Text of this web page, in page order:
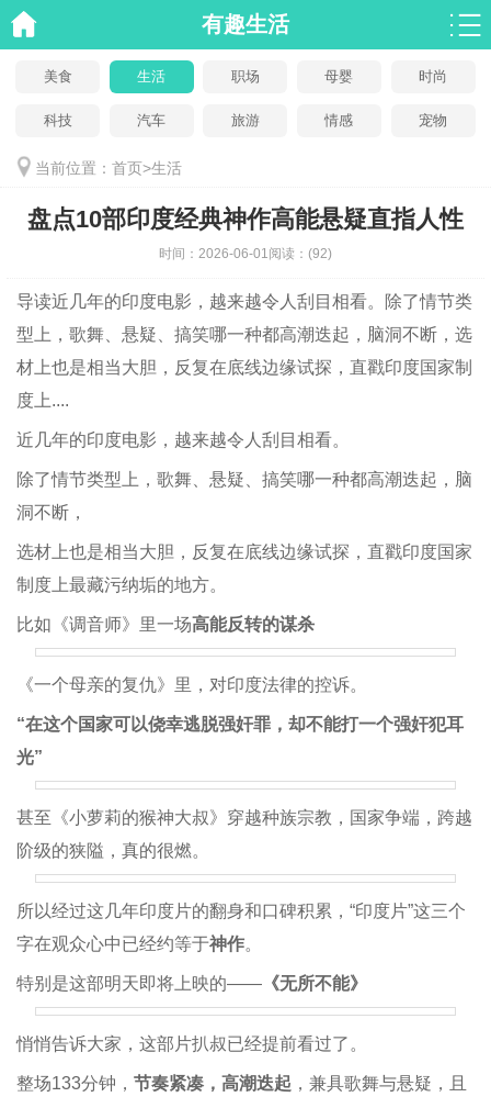
有趣生活
美食 生活 职场 母婴 时尚
科技 汽车 旅游 情感 宠物
当前位置： 首页>生活
盘点10部印度经典神作高能悬疑直指人性
时间： 2026-06-01阅读： (92)
导读近几年的印度电影，越来越令人刮目相看。除了情节类
型上，歌舞、悬疑、搞笑哪一种都高潮迭起，脑洞不断，选
材上也是相当大胆，反复在底线边缘试探，直戳印度国家制
度上....
近几年的印度电影，越来越令人刮目相看。
除了情节类型上，歌舞、悬疑、搞笑哪一种都高潮迭起，脑
洞不断，
选材上也是相当大胆，反复在底线边缘试探，直戳印度国家
制度上最藏污纳垢的地方。
比如《调音师》里一场高能反转的谋杀
《一个母亲的复仇》里，对印度法律的控诉。
“在这个国家可以侥幸逃脱强奸罪，却不能打一个强奸犯耳
光”
甚至《小萝莉的猴神大叔》穿越种族宗教，国家争端，跨越
阶级的狭隘，真的很燃。
所以经过这几年印度片的翻身和口碑积累，“印度片”这三个
字在观众心中已经约等于神作。
特别是这部明天即将上映的—— 《无所不能》
悄悄告诉大家，这部片扒叔已经提前看过了。
整场133分钟， 节奏紧凑，高潮迭起 ，兼具歌舞与悬疑，且